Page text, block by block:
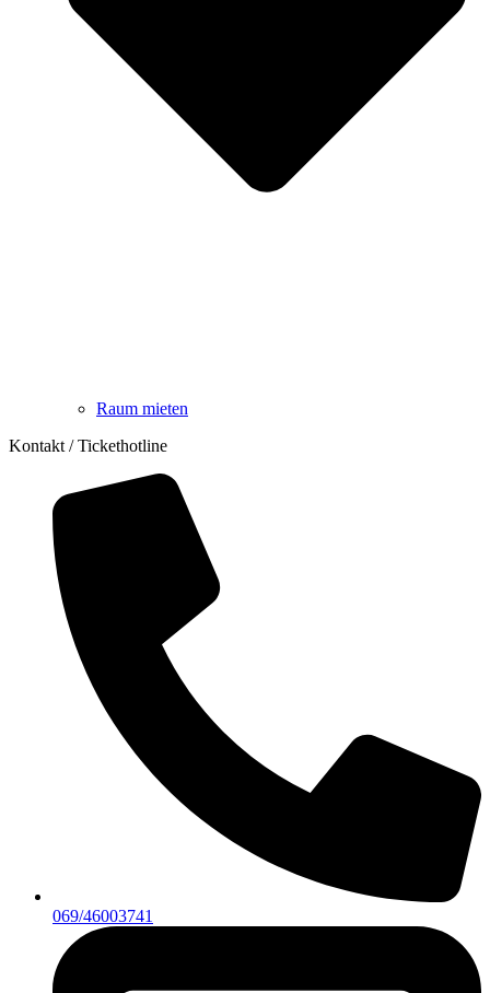
Raum mieten
Kontakt / Tickethotline
069/46003741